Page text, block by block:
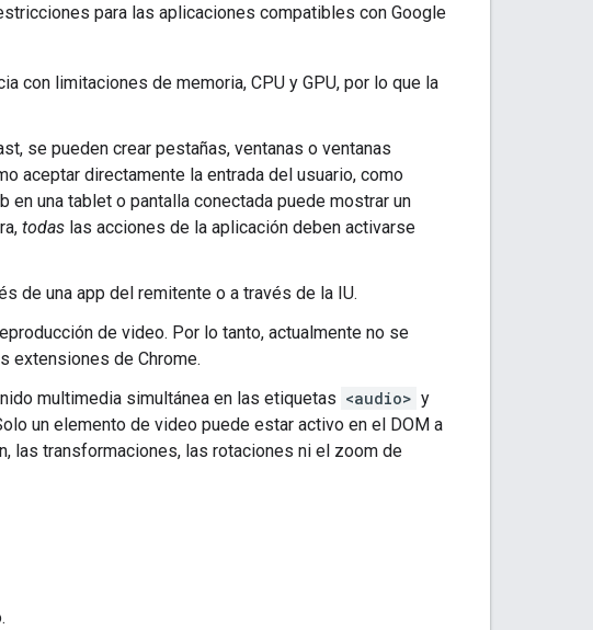
para las aplicaciones compatibles con Google
con limitaciones de memoria, CPU y GPU, por lo que la
se pueden crear pestañas, ventanas o ventanas
aceptar directamente la entrada del usuario, como
una tablet o pantalla conectada puede mostrar un
todas las acciones de la aplicación deben activarse
de una app del remitente o a través de la IU.
de video. Por lo tanto, actualmente no se
extensiones de Chrome.
multimedia simultánea en las etiquetas <audio> y
un elemento de video puede estar activo en el DOM a
las transformaciones, las rotaciones ni el zoom de